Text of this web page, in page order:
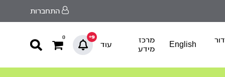
התחברות
English
מרכז
מידע
עוד
9+
0